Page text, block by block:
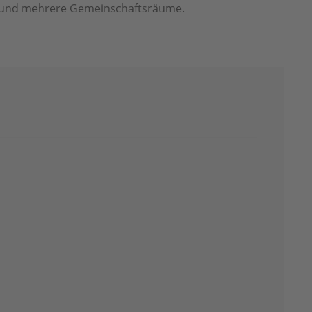
mehrere Gemeinschaftsräume.